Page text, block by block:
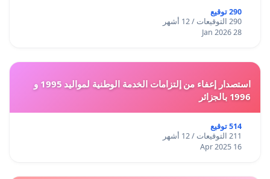
290 توقيع
290 التوقيعات / 12 أشهر
28 Jan 2026
استصدار إعفاء من إلتزامات الخدمة الوطنية لمواليد 1995 و
1996 بالجزائر
514 توقيع
211 التوقيعات / 12 أشهر
16 Apr 2025